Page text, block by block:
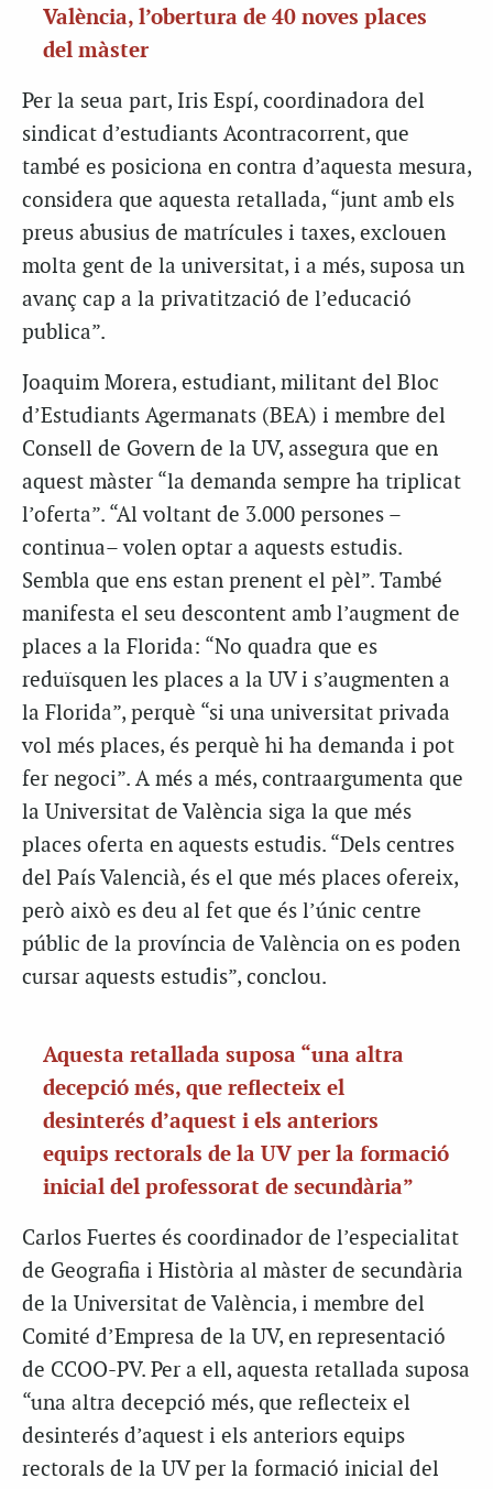
València, l’obertura de 40 noves places
del màster
Per la seua part, Iris Espí, coordinadora del
sindicat d’estudiants Acontracorrent, que
també es posiciona en contra d’aquesta mesura,
considera que aquesta retallada, “junt amb els
preus abusius de matrícules i taxes, exclouen
molta gent de la universitat, i a més, suposa un
avanç cap a la privatització de l’educació
publica”.
Joaquim Morera, estudiant, militant del Bloc
d’Estudiants Agermanats (BEA) i membre del
Consell de Govern de la UV, assegura que en
aquest màster “la demanda sempre ha triplicat
l’oferta”. “Al voltant de 3.000 persones –
continua– volen optar a aquests estudis.
Sembla que ens estan prenent el pèl”. També
manifesta el seu descontent amb l’augment de
places a la Florida: “No quadra que es
reduïsquen les places a la UV i s’augmenten a
la Florida”, perquè “si una universitat privada
vol més places, és perquè hi ha demanda i pot
fer negoci”. A més a més, contraargumenta que
la Universitat de València siga la que més
places oferta en aquests estudis. “Dels centres
del País Valencià, és el que més places ofereix,
però això es deu al fet que és l’únic centre
públic de la província de València on es poden
cursar aquests estudis”, conclou.
Aquesta retallada suposa “una altra
decepció més, que reflecteix el
desinterés d’aquest i els anteriors
equips rectorals de la UV per la formació
inicial del professorat de secundària”
Carlos Fuertes és coordinador de l’especialitat
de Geografia i Història al màster de secundària
de la Universitat de València, i membre del
Comité d’Empresa de la UV, en representació
de CCOO-PV. Per a ell, aquesta retallada suposa
“una altra decepció més, que reflecteix el
desinterés d’aquest i els anteriors equips
rectorals de la UV per la formació inicial del